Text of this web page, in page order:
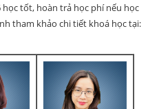
học tốt, hoàn trả học phí nếu học
tham khảo chi tiết khoá học tại: